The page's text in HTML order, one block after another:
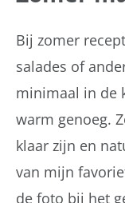
Bij zomer
salades of
minimaal in de
warm genoeg.
klaar zijn en
van mijn
de foto bij het